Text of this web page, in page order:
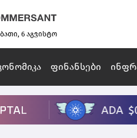
6 აგვისტო
ფინანსები